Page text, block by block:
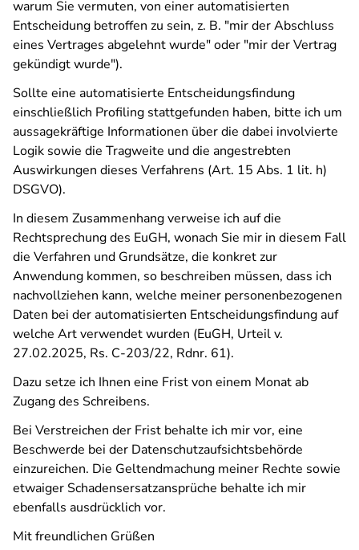
warum Sie vermuten, von einer automatisierten
Entscheidung betroffen zu sein, z. B. "mir der Abschluss
eines Vertrages abgelehnt wurde" oder "mir der Vertrag
gekündigt wurde").
Sollte eine automatisierte Entscheidungsfindung
einschließlich Profiling stattgefunden haben, bitte ich um
aussagekräftige Informationen über die dabei involvierte
Logik sowie die Tragweite und die angestrebten
Auswirkungen dieses Verfahrens (Art. 15 Abs. 1 lit. h)
DSGVO).
In diesem Zusammenhang verweise ich auf die
Rechtsprechung des EuGH, wonach Sie mir in diesem Fall
die Verfahren und Grundsätze, die konkret zur
Anwendung kommen, so beschreiben müssen, dass ich
nachvollziehen kann, welche meiner personenbezogenen
Daten bei der automatisierten Entscheidungsfindung auf
welche Art verwendet wurden (EuGH, Urteil v.
27.02.2025, Rs. C-203/22, Rdnr. 61).
Dazu setze ich Ihnen eine Frist von einem Monat ab
Zugang des Schreibens.
Bei Verstreichen der Frist behalte ich mir vor, eine
Beschwerde bei der Datenschutzaufsichtsbehörde
einzureichen. Die Geltendmachung meiner Rechte sowie
etwaiger Schadensersatzansprüche behalte ich mir
ebenfalls ausdrücklich vor.
Mit freundlichen Grüßen